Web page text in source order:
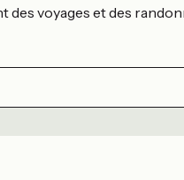
des voyages et des